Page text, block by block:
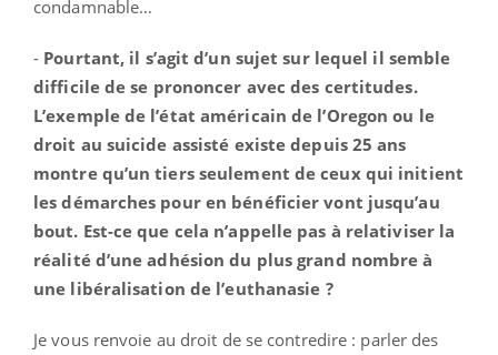
condamnable…
- Pourtant, il s’agit d’un sujet sur lequel il semble
difficile de se prononcer avec des certitudes.
L’exemple de l’état américain de l’Oregon ou le
droit au suicide assisté existe depuis 25 ans
montre qu’un tiers seulement de ceux qui initient
les démarches pour en bénéficier vont jusqu’au
bout. Est-ce que cela n’appelle pas à relativiser la
réalité d’une adhésion du plus grand nombre à
une libéralisation de l’euthanasie ?
Je vous renvoie au droit de se contredire : parler des